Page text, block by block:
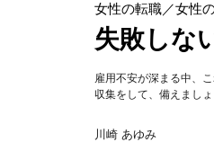
女性の転職／女性
失敗しな
雇用不安が深まる中、
収集をして、備えまし
川崎 あゆみ